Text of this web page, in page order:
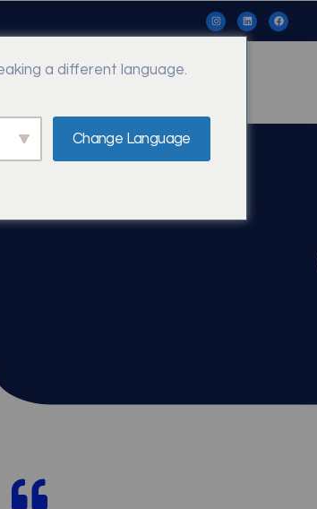
a different language.
Change Language